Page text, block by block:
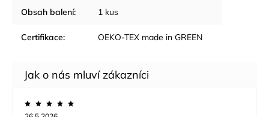
Obsah balení: 1 kus
Certifikace: OEKO-TEX made in GREEN